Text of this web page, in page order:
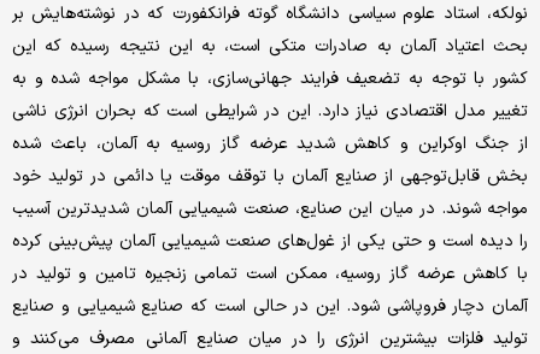
نولکه، استاد علوم سیاسی دانشگاه گوته فرانکفورت که در نوشته‌هایش بر
بحث اعتیاد آلمان به صادرات متکی است، به این نتیجه رسیده که این
کشور با توجه به تضعیف فرایند جهانی‌سازی، با مشکل مواجه شده و به
تغییر مدل اقتصادی نیاز دارد. این در شرایطی است که بحران انرژی ناشی
از جنگ اوکراین و کاهش شدید عرضه گاز روسیه به آلمان، باعث شده
بخش قابل‌توجهی از صنایع آلمان با توقف موقت یا دائمی در تولید خود
مواجه شوند. در میان این صنایع، صنعت شیمیایی آلمان شدیدترین آسیب
را دیده‌ است و حتی یکی از غول‌های صنعت شیمیایی آلمان پیش‌بینی کرده
با کاهش عرضه گاز روسیه، ممکن است تمامی زنجیره تامین و تولید در
آلمان دچار فروپاشی شود. این در حالی است که صنایع شیمیایی و صنایع
تولید فلزات بیشترین انرژی را در میان صنایع آلمانی مصرف می‌کنند و